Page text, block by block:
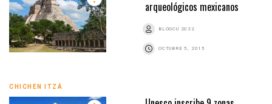
arqueológicos mexicanos
BLOGCU 2022
OCTUBRE 5, 2015
CHICHEN ITZÁ